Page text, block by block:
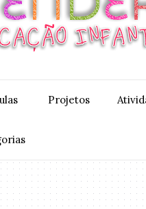
Projetos